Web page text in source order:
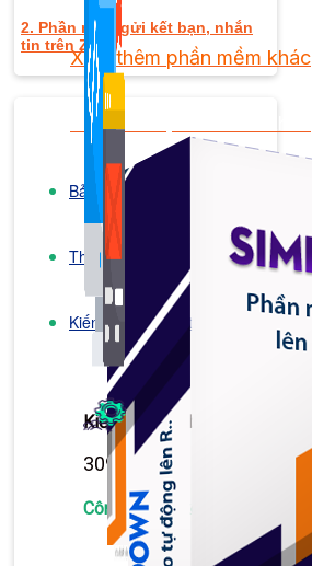
Kiến Thức Website
309 bài viết
Xem thêm phần mềm khác
Xem thêm phần mềm khác
Bảng Giá
Thanh Toán
Kiến Thức Marketing
Công Cụ Marketing
2. Phần mềm gửi kết bạn, nhắn
tin trên Zalo